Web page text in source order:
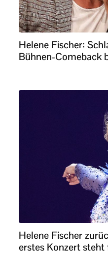
Helene Fischer:
Bühnen-Comeback
Helene Fischer
erstes Konzert steht